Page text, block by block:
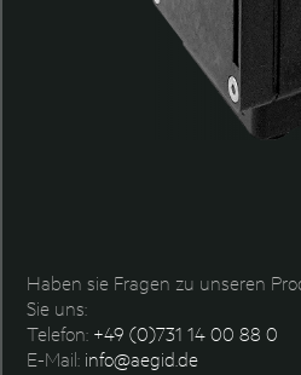
Haben sie Fragen zu unseren
Sie uns:
Telefon: +49 (0)731 14 00 88 0
E-Mail: info@aegid.de